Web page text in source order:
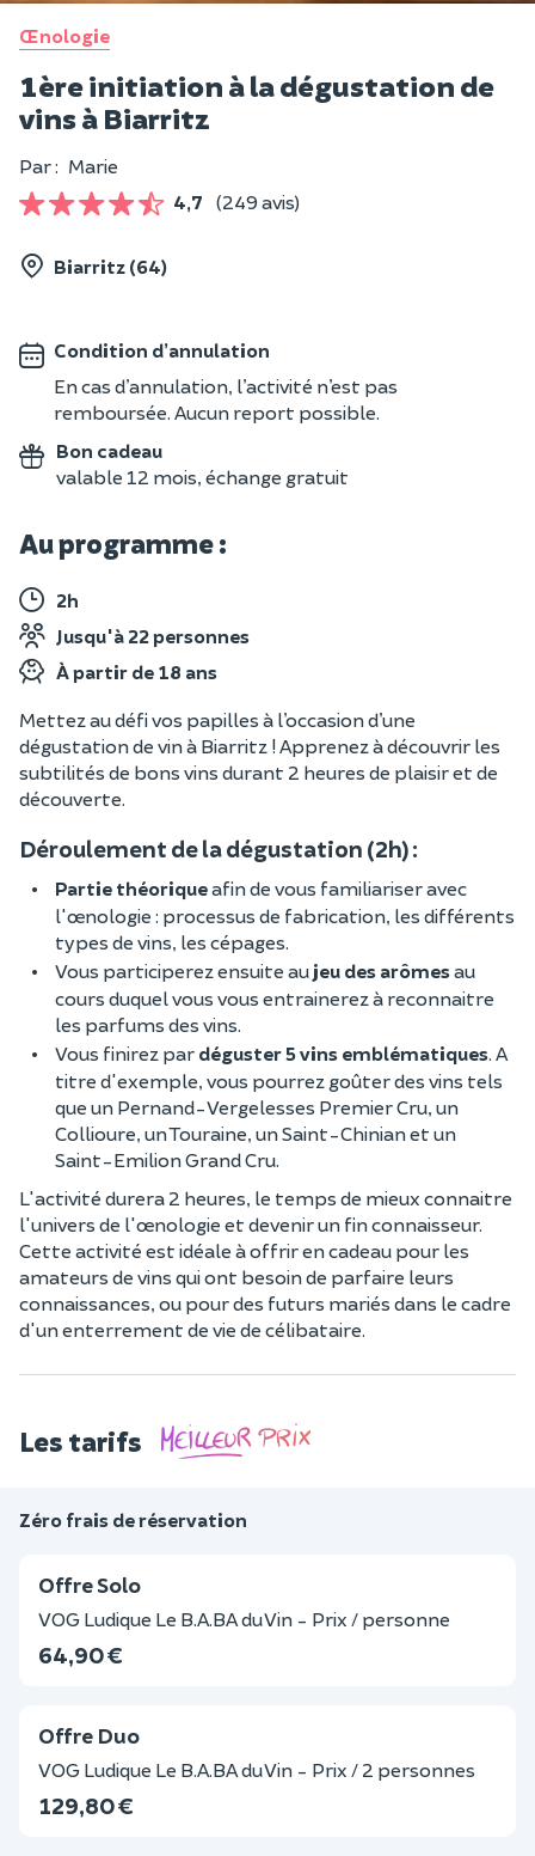
Œnologie
1ère initiation à la dégustation de
vins à Biarritz
Par : Marie
4,7
(249 avis)
Biarritz (64)
Condition d’annulation
En cas d’annulation, l’activité n’est pas
remboursée. Aucun report possible.
Bon cadeau
valable 12 mois, échange gratuit
Au programme :
2h
Jusqu'à 22 personnes
À partir de 18 ans
Mettez au défi vos papilles à l’occasion d’une
dégustation de vin à Biarritz ! Apprenez à découvrir les
subtilités de bons vins durant 2 heures de plaisir et de
découverte.
Déroulement de la dégustation (2h) :
Partie théoriqueafin de vous familiariser avec
l'œnologie : processus de fabrication, les différents
types de vins, les cépages.
Vous participerez ensuite au jeu des arômesau
cours duquel vous vous entrainerez à reconnaitre
les parfums des vins.
Vous finirez par déguster 5 vins emblématiques. A
titre d'exemple, vous pourrez goûter des vins tels
que un Pernand-Vergelesses Premier Cru, un
Collioure, un Touraine, un Saint-Chinian et un
Saint-Emilion Grand Cru.
L'activité durera 2 heures, le temps de mieux connaitre
l'univers de l'œnologie et devenir un fin connaisseur.
Cette activité est idéale à offrir en cadeau pour les
amateurs de vins qui ont besoin de parfaire leurs
connaissances, ou pour des futurs mariés dans le cadre
d'un enterrement de vie de célibataire.
Les tarifs
Zéro frais de réservation
Offre Solo
VOG Ludique Le B.A.BA du Vin - Prix / personne
64,90 €
Offre Duo
VOG Ludique Le B.A.BA du Vin - Prix / 2 personnes
129,80 €